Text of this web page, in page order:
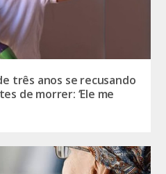
três anos se recusando
de morrer: ‘Ele me